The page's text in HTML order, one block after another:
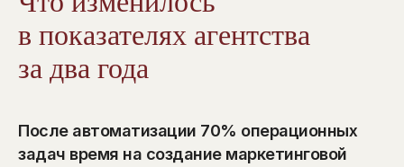
в показателях агентства
за два года
После автоматизации 70% операционных
задач время на создание маркетинговой